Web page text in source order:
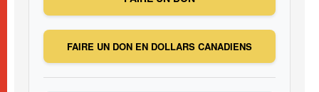
FAIRE UN DON EN DOLLARS CANADIENS